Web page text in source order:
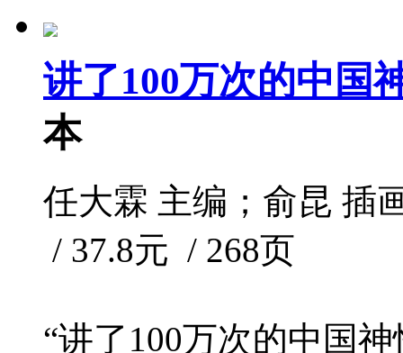
讲了100万次的中国
本
任大霖 主编；俞昆 插
/ 37.8元 / 268页
“讲了100万次的中国